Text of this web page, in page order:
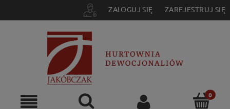
ZALOGUJ SIĘ ZAREJESTRUJ SIĘ